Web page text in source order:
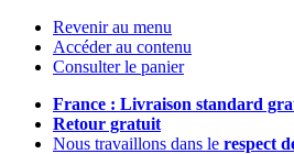
Revenir au menu
Accéder au contenu
Consulter le panier
France : Livraison standard
Retour gratuit
Nous travaillons dans le respect